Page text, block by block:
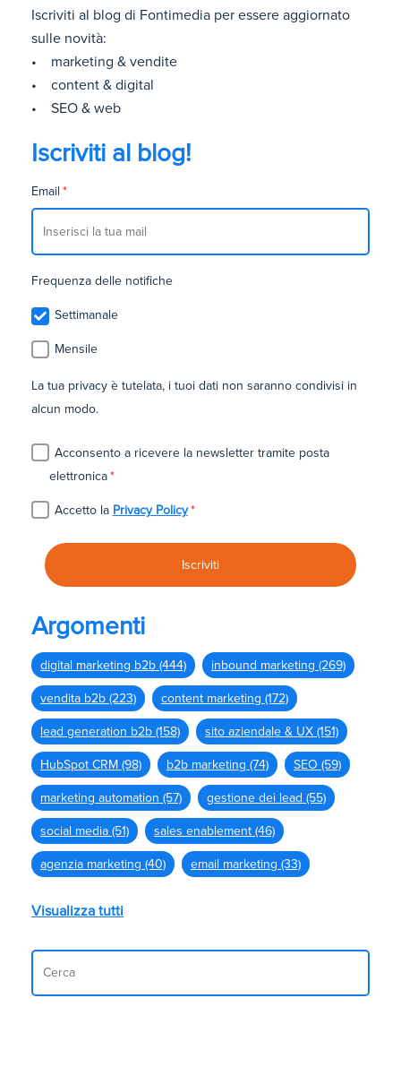
Iscriviti al blog di Fontimedia per essere aggiornato
sulle novità:
• marketing & vendite
• content & digital
• SEO & web
Iscriviti al blog!
Email *
Frequenza delle notifiche
Settimanale
Mensile
La tua privacy è tutelata, i tuoi dati non saranno condivisi in
alcun modo.
Acconsento a ricevere la newsletter tramite posta
elettronica*
Accetto la Privacy Policy *
Argomenti
digital marketing b2b (444) inbound marketing (269)
vendita b2b (223) content marketing (172)
lead generation b2b (158) sito aziendale & UX (151)
HubSpot CRM (98) b2b marketing (74) SEO (59)
marketing automation (57) gestione dei lead (55)
social media (51) sales enablement (46)
agenzia marketing (40) email marketing (33)
Visualizza tutti